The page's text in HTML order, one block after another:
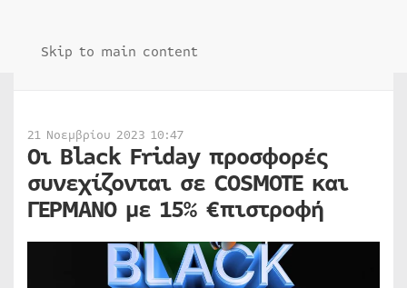
Skip to main content
21 Νοεμβρίου 2023 10:47
Οι Black Friday προσφορές
συνεχίζονται σε COSMOTE και
ΓΕΡΜΑΝΟ με 15% €πιστροφή